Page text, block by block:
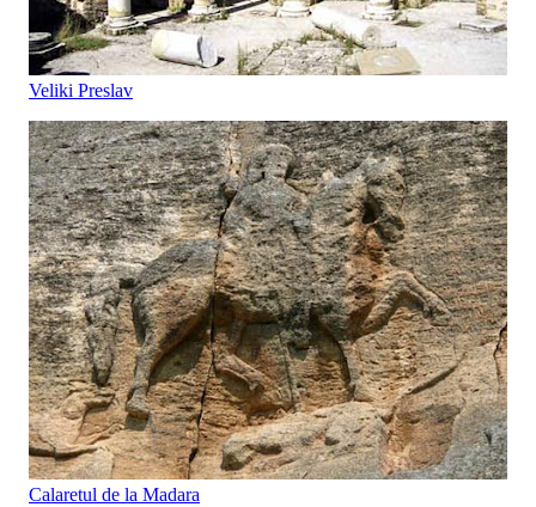
Veliki Preslav
Calaretul de la Madara